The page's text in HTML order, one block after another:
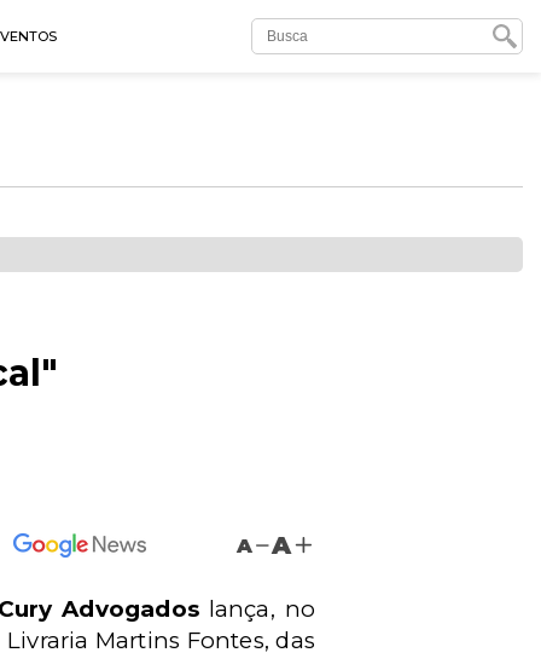
A A
Advogados lança, no
Martins Fontes, das